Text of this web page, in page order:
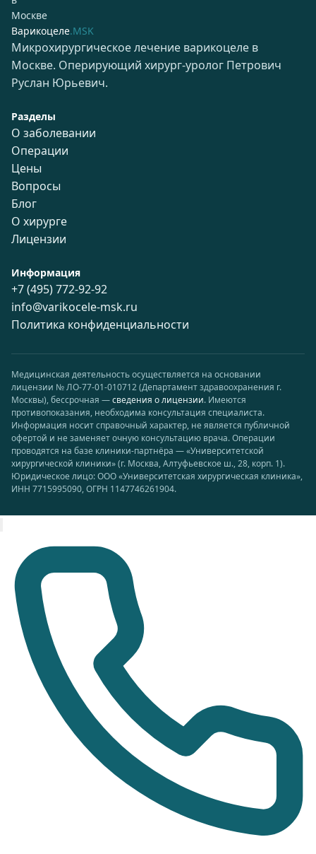
Варикоцеле.MSK
Микрохирургическое лечение варикоцеле в
Москве. Оперирующий хирург-уролог Петрович
Руслан Юрьевич.
Разделы
О заболевании
Операции
Цены
Вопросы
Блог
О хирурге
Лицензии
Информация
+7 (495) 772-92-92
info@varikocele-msk.ru
Политика конфиденциальности
Медицинская деятельность осуществляется на основании
лицензии № ЛО-77-01-010712 (Департамент здравоохранения г.
Москвы), бессрочная —сведения о лицензии. Имеются
противопоказания, необходима консультация специалиста.
Информация носит справочный характер, не является публичной
офертой и не заменяет очную консультацию врача. Операции
проводятся на базе клиники-партнёра — «Университетской
хирургической клиники» (г. Москва, Алтуфьевское ш., 28, корп. 1).
Юридическое лицо: ООО «Университетская хирургическая клиника»,
ИНН 7715995090, ОГРН 1147746261904.